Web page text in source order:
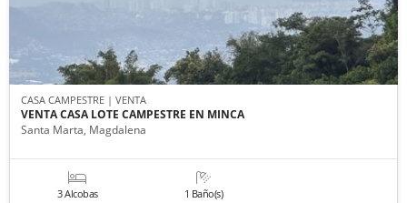
CASA CAMPESTRE | VENTA
VENTA CASA LOTE CAMPESTRE EN MINCA
Santa Marta, Magdalena
3 Alcobas 1 Baño(s)